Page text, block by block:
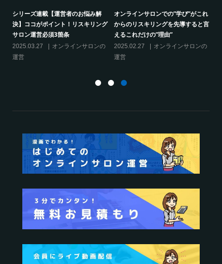
シリーズ連載【運営者のお悩み解
決】ココがポイント！リスキリング
サロン運営必須3箇条
2025.03.27
オンラインサロンの
運営
オンラインサロンでの”学び”がこれ
からのリスキリングを先導すると言
えるこれだけの”理由”
2025.02.27
オンラインサロンの
運営